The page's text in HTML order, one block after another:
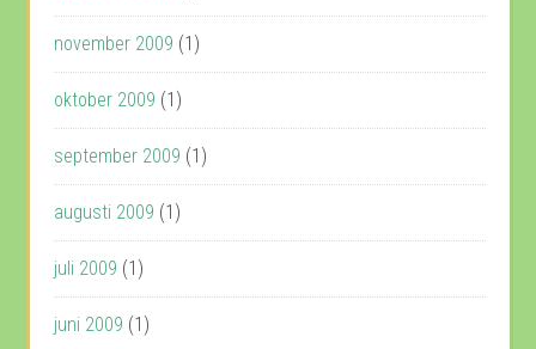
november 2009 (1)
oktober 2009 (1)
september 2009 (1)
augusti 2009 (1)
juli 2009 (1)
juni 2009 (1)